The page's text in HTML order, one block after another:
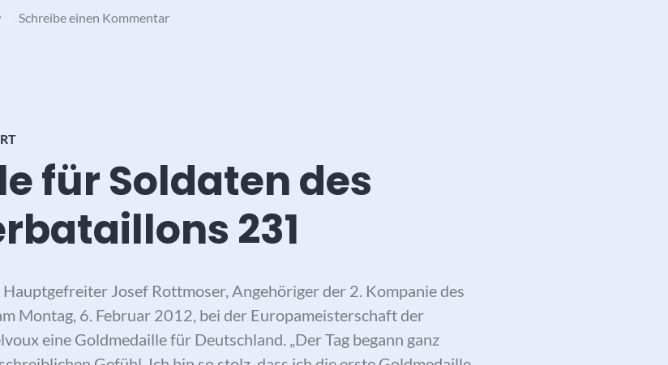
Schreibe einen Kommentar
für Soldaten des
231
Josef Rottmoser, Angehöriger der 2. Kompanie des
Montag, 6. Februar 2012, bei der Europameisterschaft der
eine Goldmedaille für Deutschland. „Der Tag begann ganz